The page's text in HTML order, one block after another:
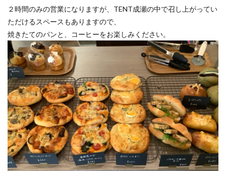
２時間のみの営業になりますが、TENT成瀬の中で召し上がってい
ただけるスペースもありますので、
焼きたてのパンと、コーヒーをお楽しみください。